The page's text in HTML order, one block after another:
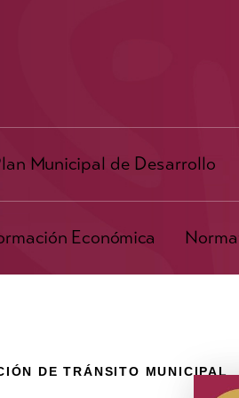
Municipal de Desarrollo
Económica
DE TRÁNSITO MUNICIPAL